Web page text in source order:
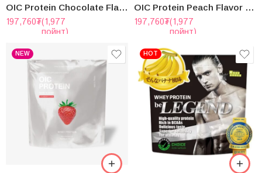
OIC Protein Chocolate Flavor – Ойший Шоколадны Амтaт Уураг (Whey)
197,760₮(1,977
пойнт)
OIC Protein Peach Flavor – Ойший Тоор Жимсний Амтaт Уураг (Whey)
197,760₮(1,977
пойнт)
NEW HOT